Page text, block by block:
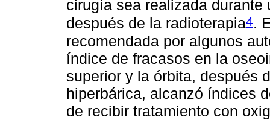
cirugía sea realizada
después de la radioterapia4.
recomendada por algunos
índice de fracasos en la
superior y la órbita, después
hiperbárica, alcanzó índices
de recibir tratamiento con